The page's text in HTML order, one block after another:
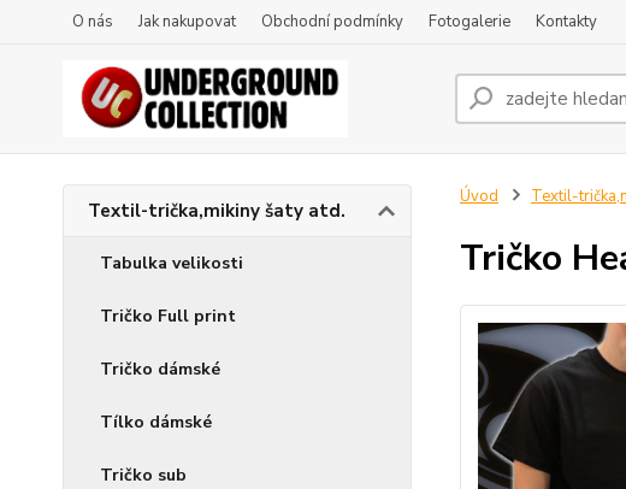
O nás Jak nakupovat Obchodní podmínky Fotogalerie Kontakty
Textil-trička,mikiny šaty atd.
Tabulka velikosti
Tričko Full print
Tričko dámské
Tílko dámské
Tričko sub
Úvod Textil-
Tričko